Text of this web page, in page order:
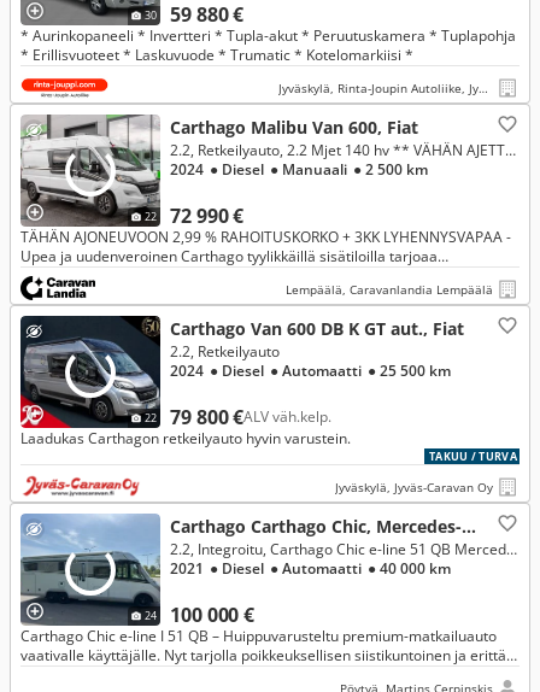
30 59 880 €
* Aurinkopaneeli * Invertteri * Tupla-akut * Peruutuskamera * Tuplapohja
* Erillisvuoteet * Laskuvuode * Trumatic * Kotelomarkiisi *
Jyväskylä, Rinta-Joupin Autoliike, Jyväskylä
22
Carthago Malibu Van 600, Fiat
72 990 €
2.2, Retkeilyauto, 2.2 Mjet 140 hv ** VÄHÄN AJETTU, TRUMA, TODELLA NÄYTTÄVÄ, ERIKOISVANTEET **
2024 ● Diesel ● Manuaali ● 2 500 km
TÄHÄN AJONEUVOON 2,99 % RAHOITUSKORKO + 3KK LYHENNYSVAPAA -
Upea ja uudenveroinen Carthago tyylikkäillä sisätiloilla tarjoaa
matkustusmukavuutta reissusta toiseeen.
Lempäälä, Caravanlandia Lempäälä
22
Carthago Van 600 DB K GT aut., Fiat
79 800 €ALV väh.kelp.
2.2, Retkeilyauto
2024 ● Diesel ● Automaatti ● 25 500 km
Laadukas Carthagon retkeilyauto hyvin varustein.
TAKUU / TURVA
Jyväskylä, Jyväs-Caravan Oy
24
Carthago Carthago Chic, Mercedes-Benz
100 000 €
2.2, Integroitu, Carthago Chic e-line 51 QB Mercedes 418 CDI 9GT 1.HAND
2021 ● Diesel ● Automaatti ● 40 000 km
Carthago Chic e-line I 51 QB – Huippuvarusteltu premium-matkailuauto
vaativalle käyttäjälle. Nyt tarjolla poikkeuksellisen siistikuntoinen ja erittäin
Pöytyä, Martins Cerpinskis